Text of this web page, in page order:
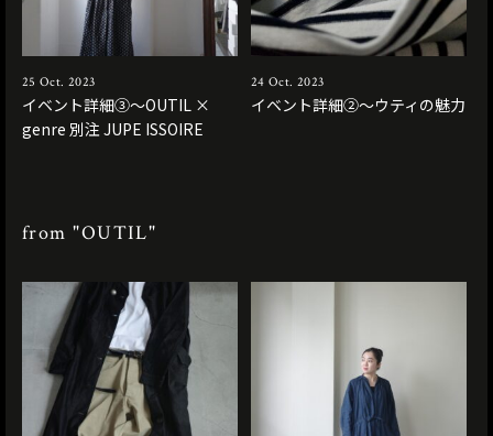
25 Oct. 2023
イベント詳細③〜OUTIL ×
genre 別注 JUPE ISSOIRE
24 Oct. 2023
イベント詳細②〜ウティの魅力
from "OUTIL"